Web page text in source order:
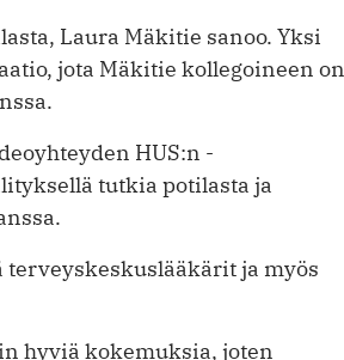
Laura Mäkitie sanoo. Yksi
jota Mäkitie ­kollegoineen on
HUS:n
tutkia potilasta ja
ja myös
hyviä kokemuksia, joten